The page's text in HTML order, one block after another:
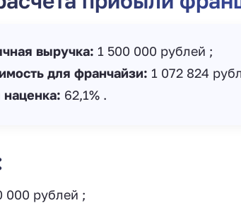
выручка: 1 500 000 рублей ;
для франчайзи: 1 072 824
62,1% .
000 рублей ;